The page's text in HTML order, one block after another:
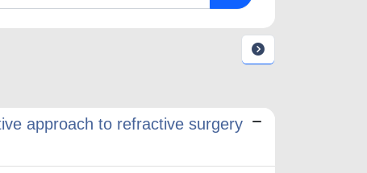
approach to refractive surgery